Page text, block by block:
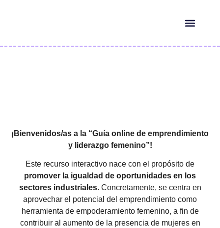
¡Bienvenidos/as a la “Guía online de emprendimiento
y liderazgo femenino”!
Este recurso interactivo nace con el propósito de
promover la igualdad de oportunidades en los
sectores industriales. Concretamente, se centra en
aprovechar el potencial del emprendimiento como
herramienta de empoderamiento femenino, a fin de
contribuir al aumento de la presencia de mujeres en